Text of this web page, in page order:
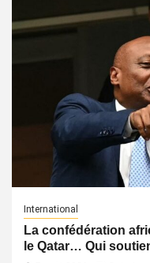
International
La confédération
le Qatar… Qui